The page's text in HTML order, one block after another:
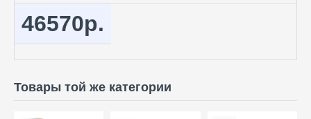
46570р.
Товары той же категории